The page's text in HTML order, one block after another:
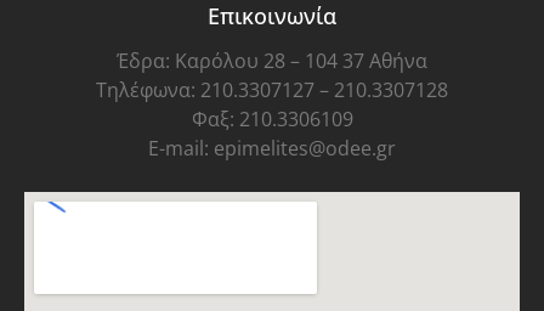
Επικοινωνία
Έδρα: Καρόλου 28 – 104 37 Αθήνα
Τηλέφωνα: 210.3307127 – 210.3307128
Φαξ: 210.3306109
E-mail: epimelites@odee.gr